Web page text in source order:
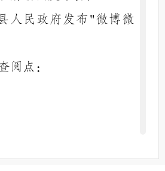
人民政府发布 "微博微
阅点：
联系电话：0554-